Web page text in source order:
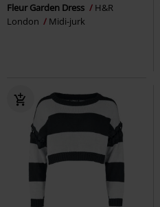
Fleur Garden Dress
H&R
London
Midi-jurk